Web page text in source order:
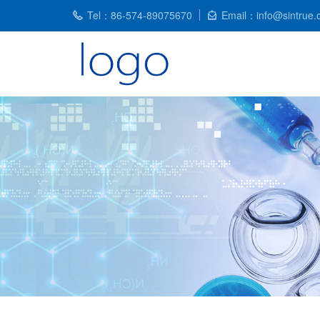
Tel：86-574-89075670 Email：